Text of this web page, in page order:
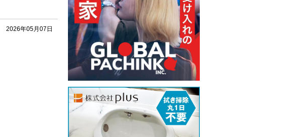
2026年05月07日